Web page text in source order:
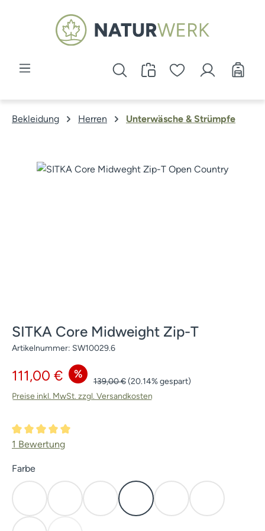
Zum Hauptinhalt springen
Bekleidung Herren Unterwäsche & Strümpfe
Bildergalerie überspringen
SITKA Core Midweight Zip-T
Artikelnummer: SW10029.6
Verkaufspreis:
111,00 € %
Regulärer Preis:
139,00 €(20.14% gespart)
Preise inkl. MwSt. zzgl. Versandkosten
Durchschnittliche Bewertung von 5 von 5 Sternen
1 Bewertung
Farbeauswählen
Coyote Waterfowl MarshWaterfowl Timber
Open CountrySubalpine Elevated II